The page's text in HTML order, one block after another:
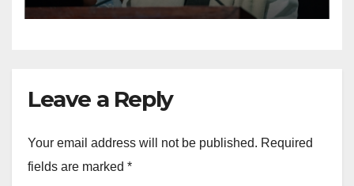
Leave a Reply
Your email address will not be published. Required
fields are marked *